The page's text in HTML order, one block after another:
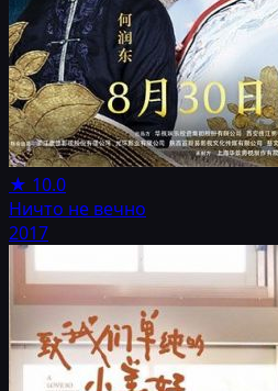
★ 10.0
Ничто не вечно
2017